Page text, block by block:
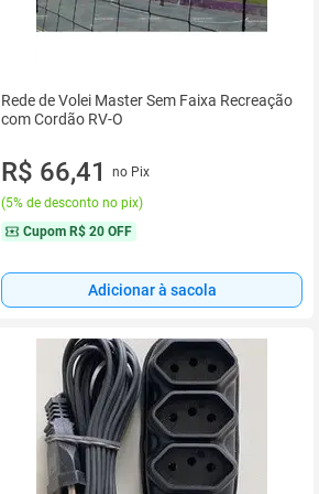
Rede de Volei Master Sem Faixa Recreação
com Cordão RV-O
R$ 66,41
no Pix
(5% de desconto no pix)
Cupom R$ 20 OFF
Adicionar à sacola